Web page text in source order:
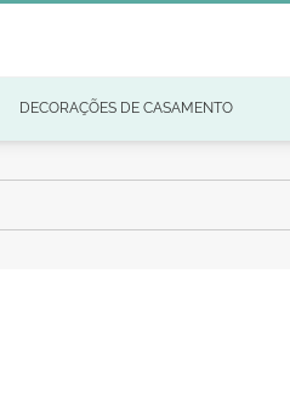
DECORAÇÕES DE CASAMENTO